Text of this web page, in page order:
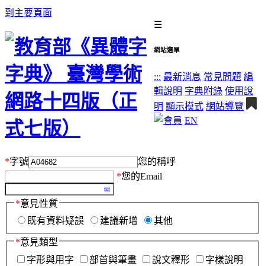
到主要頁面
☰
網站選單
::: 最新消息 常見問題 編
輯說明 字典附錄 使用說
明 顯示模式 網站導覽
EN
*字號
您的稱呼
*您的Email
*意見性質
既有資料疑誤
建議新增 其他
*意見類型
字形與用字
部首與筆畫 說文釋形
字樣說明